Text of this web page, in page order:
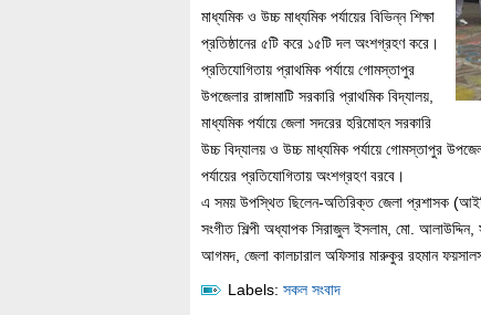
মাধ্যমিক ও উচ্চ মাধ্যমিক পর্যায়ের বিভিন্ন শিক্ষা
প্রতিষ্ঠানের ৫টি করে ১৫টি দল অংশগ্রহণ করে।
প্রতিযোগিতায় প্রাথমিক পর্যায়ে গোমস্তাপুর
উপজেলার রাঙ্গামাটি সরকারি প্রাথমিক বিদ্যালয়,
মাধ্যমিক পর্যায়ে জেলা সদরের হরিমোহন সরকারি
উচ্চ বিদ্যালয় ও উচ্চ মাধ্যমিক পর্যায়ে গোমস্তাপুর
পর্যায়ের প্রতিযোগিতায় অংশগ্রহণ বরবে।
এ সময় উপস্থিত ছিলেন-অতিরিক্ত জেলা প্রশাসক
সংগীত শিল্পী অধ্যাপক সিরাজুল ইসলাম, মো. আলাউদ্দিন,
আগমদ, জেলা কালচারাল অফিসার মারুকুর রহমান
Labels: সকল সংবাদ